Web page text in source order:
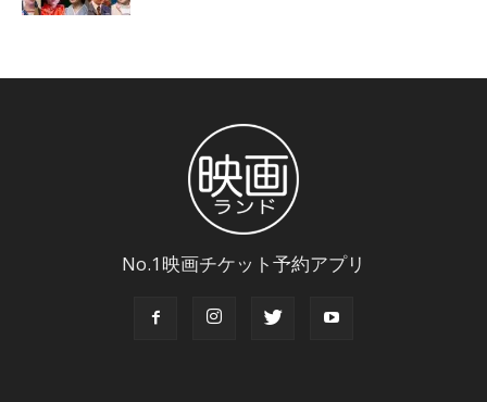
No.1映画チケット予約アプリ